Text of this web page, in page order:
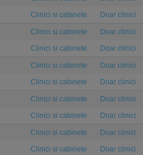
Clinici si cabinete Doar clinici
Clinici si cabinete Doar clinici
Clinici si cabinete Doar clinici
Clinici si cabinete Doar clinici
Clinici si cabinete Doar clinici
Clinici si cabinete Doar clinici
Clinici si cabinete Doar clinici
Clinici si cabinete Doar clinici
Clinici si cabinete Doar clinici